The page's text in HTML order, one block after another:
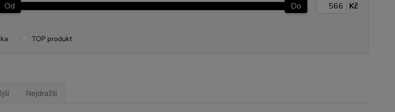
Od Do Kč
TOP produkt
Nejdražší